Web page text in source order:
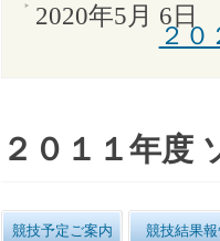
2020年5月 6日
２
２０１１年度
競技予定ご案内 競技結果